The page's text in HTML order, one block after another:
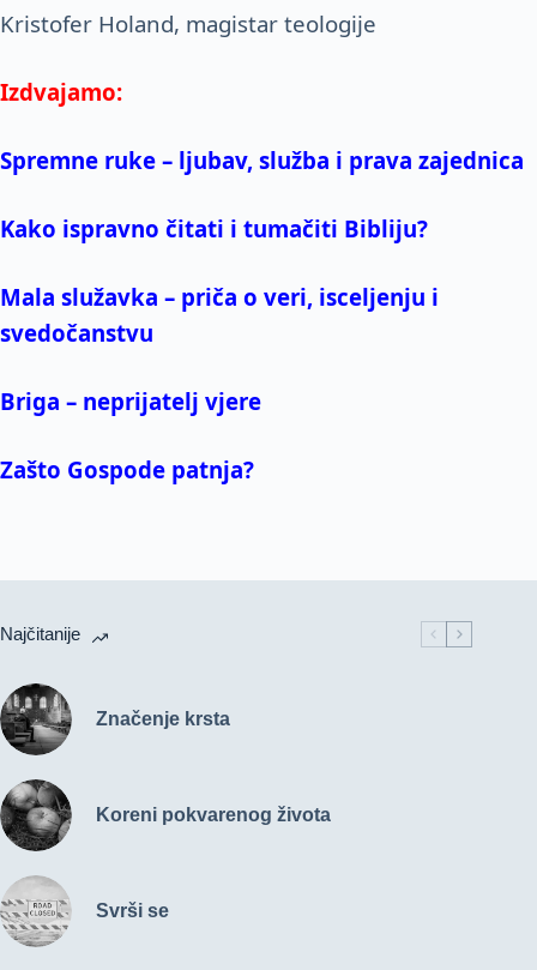
Kristofer Holand, magistar teologije
Izdvajamo:
Spremne ruke – ljubav, služba i prava zajednica
Kako ispravno čitati i tumačiti Bibliju?
Mala služavka – priča o veri, isceljenju i
svedočanstvu
Briga – neprijatelj vjere
Zašto Gospode patnja?
Najčitanije
Značenje krsta
Koreni pokvarenog života
Svrši se